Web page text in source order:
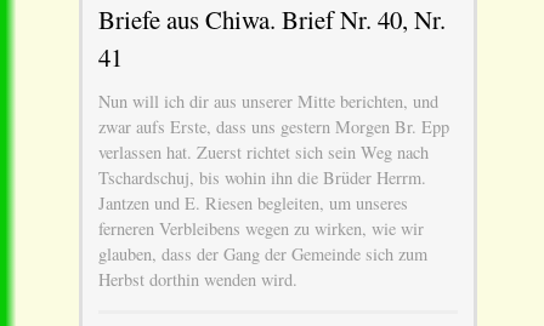
Briefe aus Chiwa. Brief Nr. 40, Nr.
41
Nun will ich dir aus unserer Mitte berichten, und
zwar aufs Erste, dass uns gestern Morgen Br. Epp
verlassen hat. Zuerst richtet sich sein Weg nach
Tschardschuj, bis wohin ihn die Brüder Herrm.
Jantzen und E. Riesen begleiten, um unseres
ferneren Verbleibens wegen zu wirken, wie wir
glauben, dass der Gang der Gemeinde sich zum
Herbst dorthin wenden wird.